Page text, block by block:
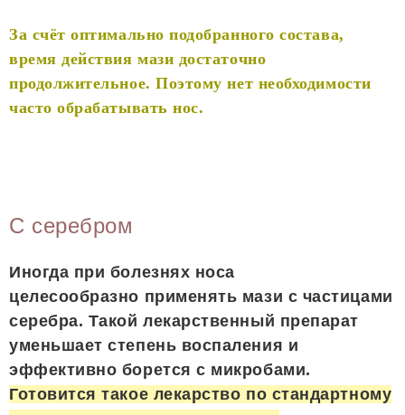
За счёт оптимально подобранного состава,
время действия мази достаточно
продолжительное. Поэтому нет необходимости
часто обрабатывать нос.
С серебром
Иногда при болезнях носа
целесообразно применять мази с частицами
серебра. Такой лекарственный препарат
уменьшает степень воспаления и
эффективно борется с микробами.
Готовится такое лекарство по стандартному